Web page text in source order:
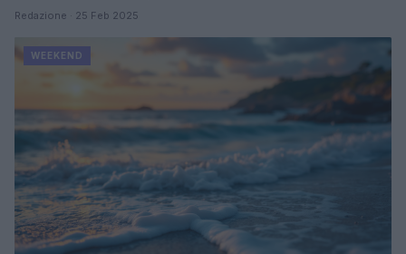
Redazione · 25 Feb 2025
WEEKEND